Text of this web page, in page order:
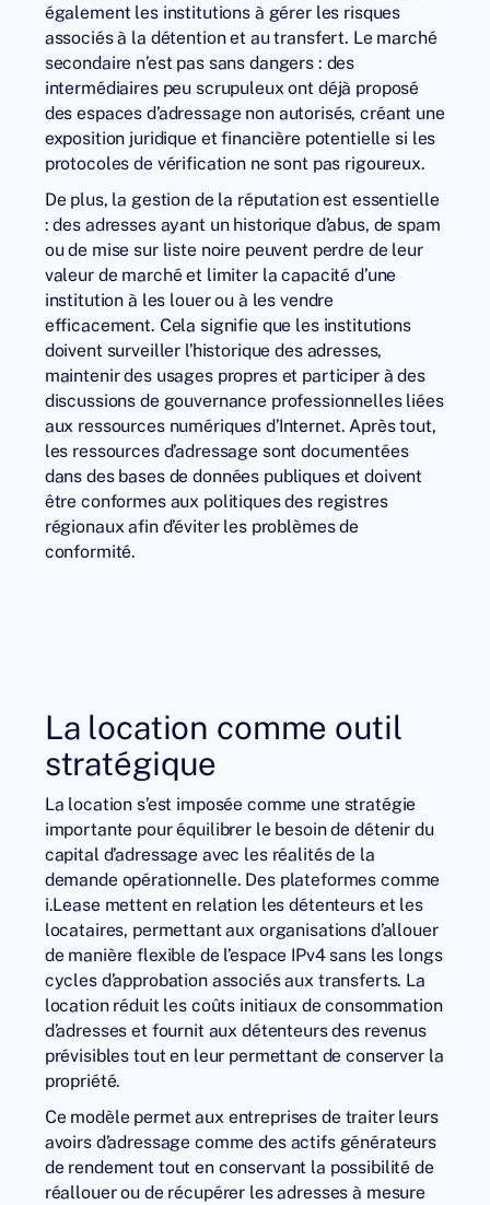
également les institutions à gérer les risques
associés à la détention et au transfert. Le marché
secondaire n’est pas sans dangers : des
intermédiaires peu scrupuleux ont déjà proposé
des espaces d’adressage non autorisés, créant une
exposition juridique et financière potentielle si les
protocoles de vérification ne sont pas rigoureux.
De plus, la gestion de la réputation est essentielle
: des adresses ayant un historique d’abus, de spam
ou de mise sur liste noire peuvent perdre de leur
valeur de marché et limiter la capacité d’une
institution à les louer ou à les vendre
efficacement. Cela signifie que les institutions
doivent surveiller l’historique des adresses,
maintenir des usages propres et participer à des
discussions de gouvernance professionnelles liées
aux ressources numériques d’Internet. Après tout,
les ressources d’adressage sont documentées
dans des bases de données publiques et doivent
être conformes aux politiques des registres
régionaux afin d’éviter les problèmes de
conformité.
La location comme outil
stratégique
La location s’est imposée comme une stratégie
importante pour équilibrer le besoin de détenir du
capital d’adressage avec les réalités de la
demande opérationnelle. Des plateformes comme
i.Lease mettent en relation les détenteurs et les
locataires, permettant aux organisations d’allouer
de manière flexible de l’espace IPv4 sans les longs
cycles d’approbation associés aux transferts. La
location réduit les coûts initiaux de consommation
d’adresses et fournit aux détenteurs des revenus
prévisibles tout en leur permettant de conserver la
propriété.
Ce modèle permet aux entreprises de traiter leurs
avoirs d’adressage comme des actifs générateurs
de rendement tout en conservant la possibilité de
réallouer ou de récupérer les adresses à mesure